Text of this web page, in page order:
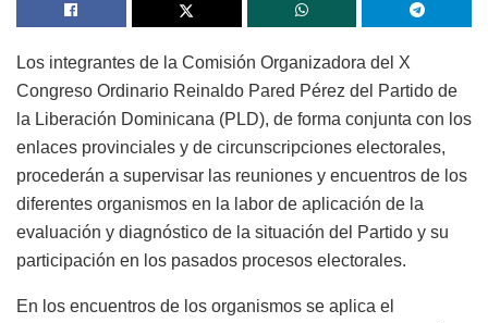
Los integrantes de la Comisión Organizadora del X
Congreso Ordinario Reinaldo Pared Pérez del Partido de
la Liberación Dominicana (PLD), de forma conjunta con los
enlaces provinciales y de circunscripciones electorales,
procederán a supervisar las reuniones y encuentros de los
diferentes organismos en la labor de aplicación de la
evaluación y diagnóstico de la situación del Partido y su
participación en los pasados procesos electorales.
En los encuentros de los organismos se aplica el